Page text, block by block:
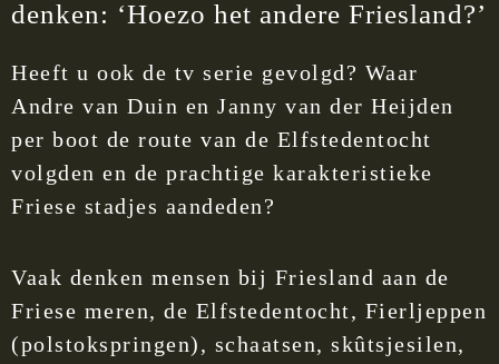
denken: ‘Hoezo het andere Friesland?’
Heeft u ook de tv serie gevolgd? Waar
Andre van Duin en Janny van der Heijden
per boot de route van de Elfstedentocht
volgden en de prachtige karakteristieke
Friese stadjes aandeden?
Vaak denken mensen bij Friesland aan de
Friese meren, de Elfstedentocht, Fierljeppen
(polstokspringen), schaatsen, skûtsjesilen,